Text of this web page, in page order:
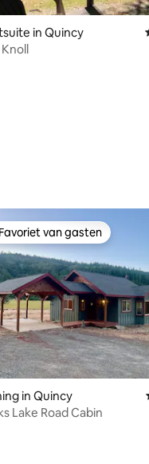
van 4,87 uit 5, 63
in Quincy
van 5 uit 5, 8
van gasten
Favoriet van gasten
in Quincy
Lake Road Cabin